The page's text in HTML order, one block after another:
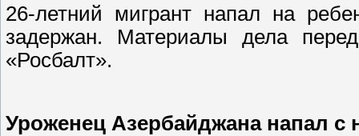
26-летний мигрант напал на
задержан. Материалы дела
«Росбалт».
Уроженец Азербайджана напал с